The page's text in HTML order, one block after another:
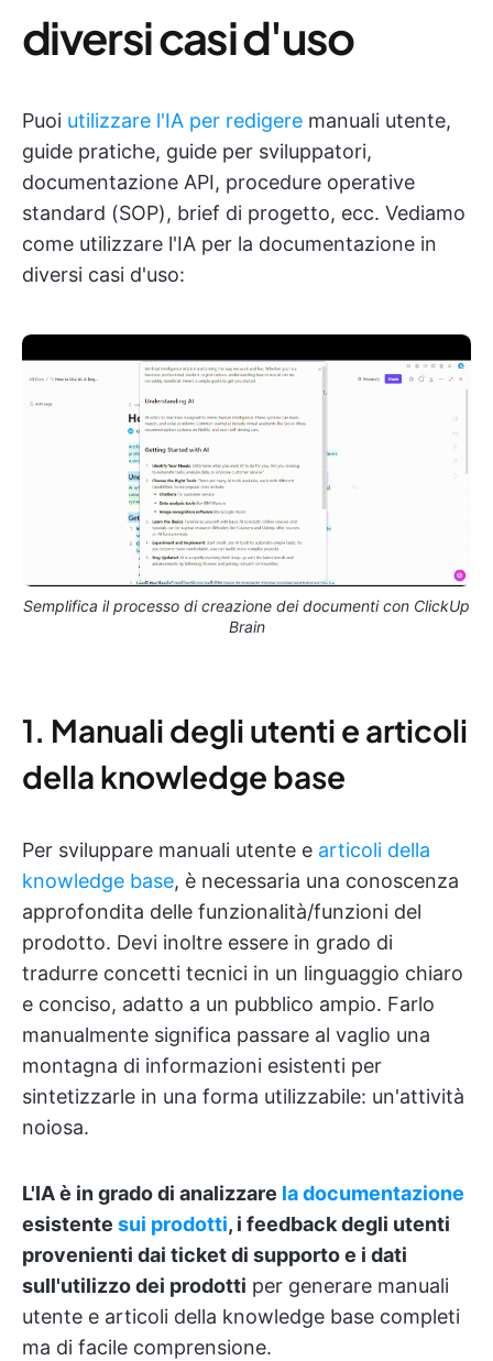
diversi casi d'uso
Puoi utilizzare l'IA per redigere manuali utente,
guide pratiche, guide per sviluppatori,
documentazione API, procedure operative
standard (SOP), brief di progetto, ecc. Vediamo
come utilizzare l'IA per la documentazione in
diversi casi d'uso:
Semplifica il processo di creazione dei documenti con ClickUp
Brain
1. Manuali degli utenti e articoli
della knowledge base
Per sviluppare manuali utente e articoli della
knowledge base, è necessaria una conoscenza
approfondita delle funzionalità/funzioni del
prodotto. Devi inoltre essere in grado di
tradurre concetti tecnici in un linguaggio chiaro
e conciso, adatto a un pubblico ampio. Farlo
manualmente significa passare al vaglio una
montagna di informazioni esistenti per
sintetizzarle in una forma utilizzabile: un'attività
noiosa.
L'IA è in grado di analizzare la documentazione
esistente sui prodotti, i feedback degli utenti
provenienti dai ticket di supporto e i dati
sull'utilizzo dei prodotti per generare manuali
utente e articoli della knowledge base completi
ma di facile comprensione.